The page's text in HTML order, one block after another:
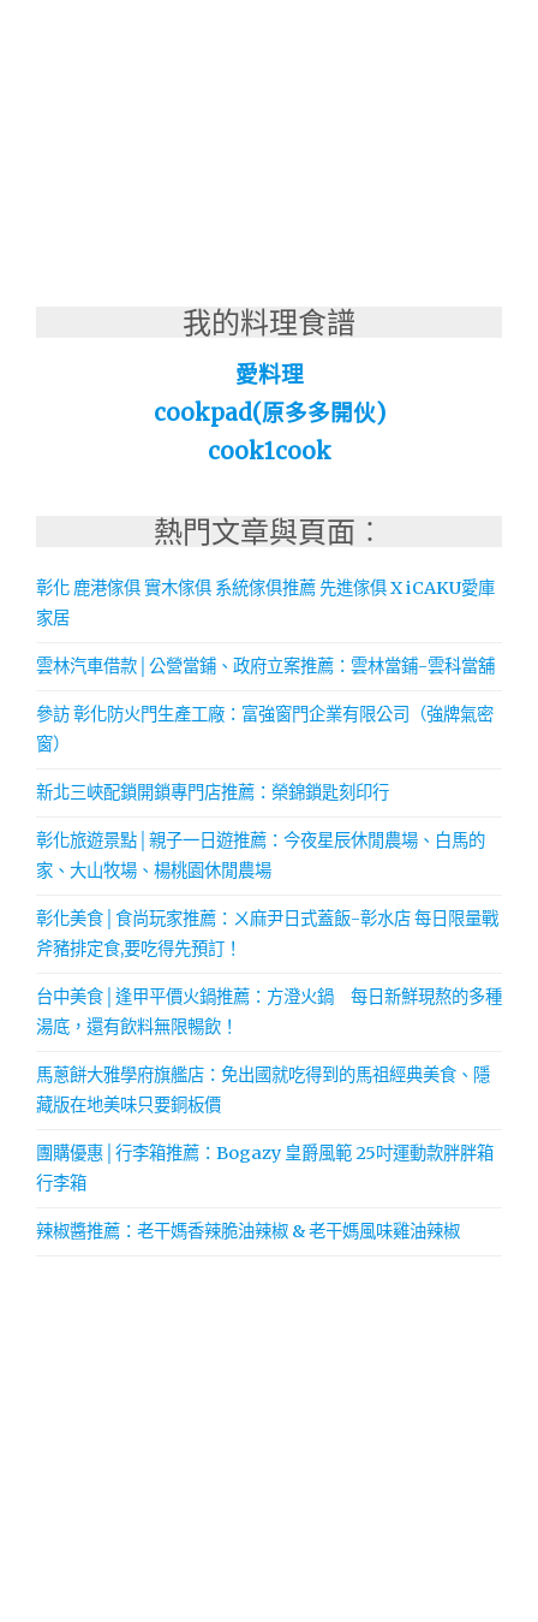
我的料理食譜
愛料理
cookpad(原多多開伙)
cook1cook
熱門文章與頁面︰
彰化 鹿港傢俱 實木傢俱 系統傢俱推薦 先進傢俱 X iCAKU愛庫
家居
雲林汽車借款│公營當鋪、政府立案推薦：雲林當鋪-雲科當舖
參訪 彰化防火門生產工廠：富強窗門企業有限公司（強牌氣密
窗）
新北三峽配鎖開鎖專門店推薦：榮錦鎖匙刻印行
彰化旅遊景點│親子一日遊推薦：今夜星辰休閒農場、白馬的
家、大山牧場、楊桃園休閒農場
彰化美食│食尚玩家推薦：ㄨ麻尹日式蓋飯-彰水店 每日限量戰
斧豬排定食,要吃得先預訂！
台中美食│逢甲平價火鍋推薦：方澄火鍋 每日新鮮現熬的多種
湯底，還有飲料無限暢飲！
馬蔥餅大雅學府旗艦店：免出國就吃得到的馬祖經典美食、隱
藏版在地美味只要銅板價
團購優惠│行李箱推薦：Bogazy 皇爵風範 25吋運動款胖胖箱
行李箱
辣椒醬推薦：老干媽香辣脆油辣椒 & 老干媽風味雞油辣椒